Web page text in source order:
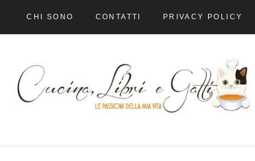
CHI SONO CONTATTI PRIVACY POLICY